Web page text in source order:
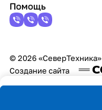
Помощь
© 2026 «СеверТехника»
Создание сайта